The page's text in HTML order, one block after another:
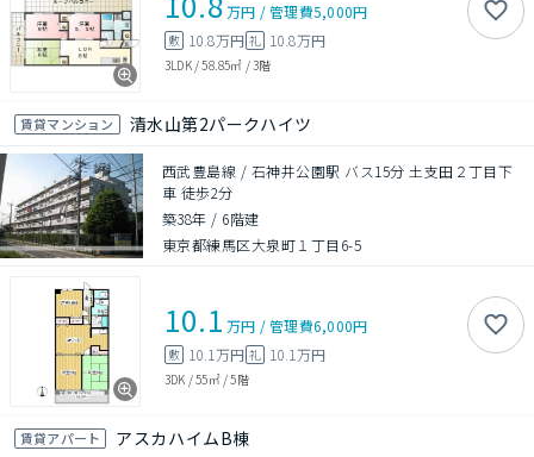
万円 /管理費5,000円
敷 10.8万円 礼 10.8万円
3LDK/58.85㎡ /3階
賃貸マンション 清水山第2パークハイツ
西武豊島線 / 石神井公園駅 バス15分 土支田２丁目下
車 徒歩2分
築38年 / 6階建
東京都練馬区大泉町１丁目6-5
10.1 万円 /管理費6,000円
敷 10.1万円 礼 10.1万円
3DK /55㎡/5階
賃貸アパート アスカハイムB棟